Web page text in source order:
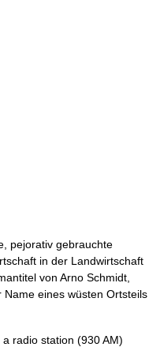
pejorativ gebrauchte
in der Landwirtschaft
von Arno Schmidt,
eines wüsten Ortsteils
radio station (930 AM)